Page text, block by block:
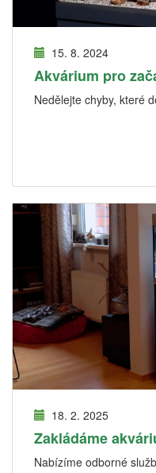
15. 8. 2024
Akvárium pro
Nedělejte chyby, které
18. 2. 2025
Zakládáme
Nabízíme odborné